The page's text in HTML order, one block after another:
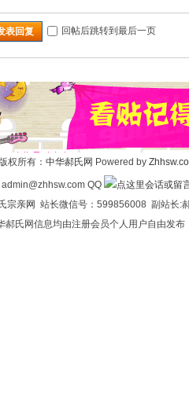
表回复 回帖后跳转到最后一页
版权所有： 中华郝氏网 Powered by
QQ
宗亲网 站长微信号：599856008 副站长:
郝氏网信息均由注册会员个人用户自由发